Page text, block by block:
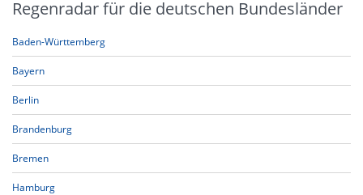
Regenradar für die deutschen Bundesländer
Baden-Württemberg
Bayern
Berlin
Brandenburg
Bremen
Hamburg